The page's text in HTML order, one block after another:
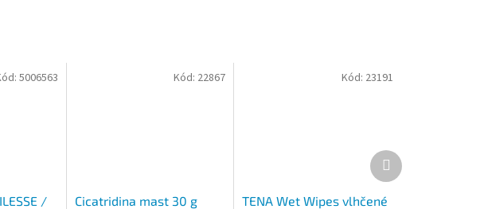
/
5006563
Cicatridina mast 30 g
Kód: 22867
TENA Wet Wipes vlhčené
Kód: 23191
Další
produkt